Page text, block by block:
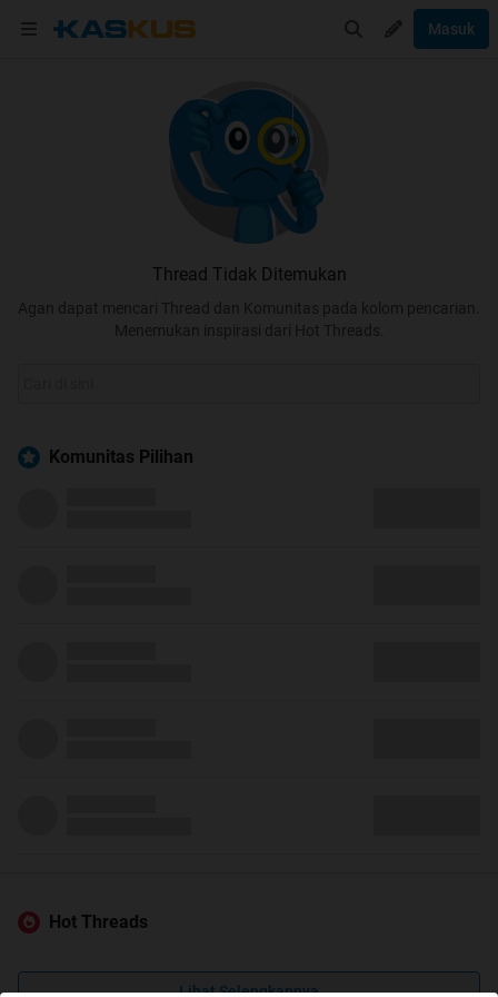
Masuk
Thread Tidak Ditemukan
Agan dapat mencari Thread dan Komunitas pada kolom pencarian.
Menemukan inspirasi dari Hot Threads.
Komunitas Pilihan
Hot Threads
Lihat Selengkapnya